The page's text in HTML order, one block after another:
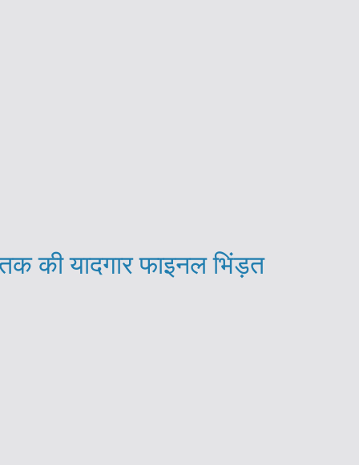
की यादगार फाइनल भिंड़त